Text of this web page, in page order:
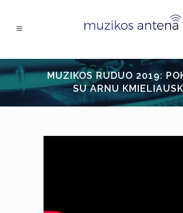
MUZIKOS RUDUO 2019:
SU ARNU